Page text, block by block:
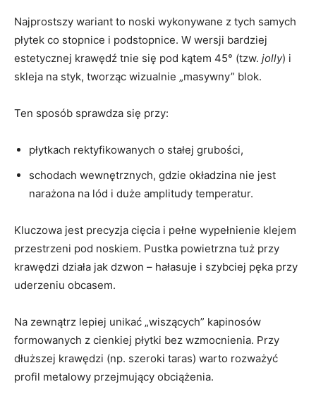
Najprostszy wariant to noski wykonywane z tych samych
płytek co stopnice i podstopnice. W wersji bardziej
estetycznej krawędź tnie się pod kątem 45° (tzw. jolly) i
skleja na styk, tworząc wizualnie „masywny” blok.
Ten sposób sprawdza się przy:
płytkach rektyfikowanych o stałej grubości,
schodach wewnętrznych, gdzie okładzina nie jest
narażona na lód i duże amplitudy temperatur.
Kluczowa jest precyzja cięcia i pełne wypełnienie klejem
przestrzeni pod noskiem. Pustka powietrzna tuż przy
krawędzi działa jak dzwon – hałasuje i szybciej pęka przy
uderzeniu obcasem.
Na zewnątrz lepiej unikać „wiszących” kapinosów
formowanych z cienkiej płytki bez wzmocnienia. Przy
dłuższej krawędzi (np. szeroki taras) warto rozważyć
profil metalowy przejmujący obciążenia.